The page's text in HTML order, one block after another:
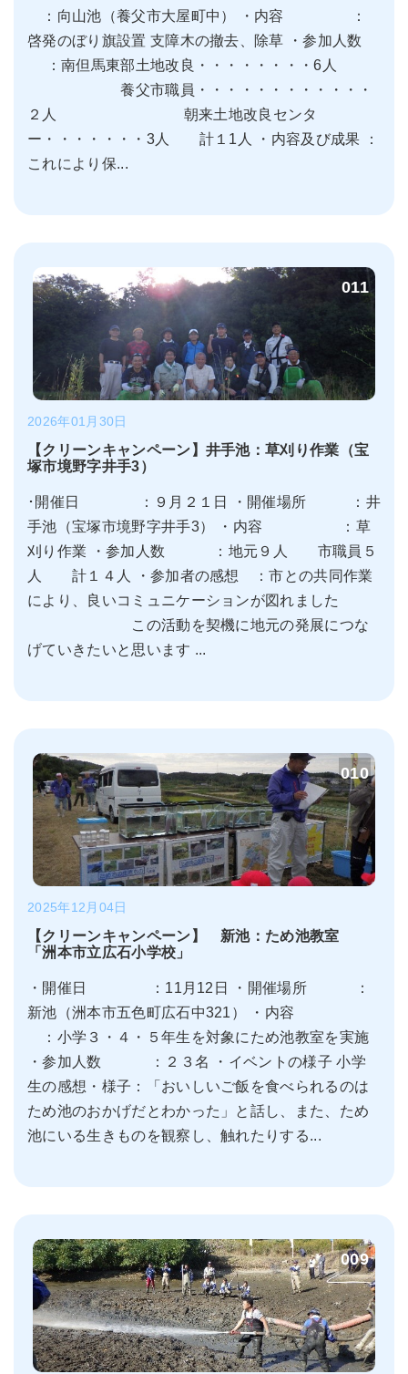
：向山池（養父市大屋町中） ・内容 ：
啓発のぼり旗設置 支障木の撤去、除草 ・参加人数
：南但馬東部土地改良・・・・・・・・6人
養父市職員・・・・・・・・・・・・
２人 朝来土地改良センタ
ー・・・・・・・3人 計１1人 ・内容及び成果 ：
これにより保...
011
2026年01月30日
【クリーンキャンペーン】井手池：草刈り作業（宝
塚市境野字井手3）
･開催日 ：９月２１日 ・開催場所 ：井
手池（宝塚市境野字井手3） ・内容 ：草
刈り作業 ・参加人数 ：地元９人 市職員５
人 計１４人 ・参加者の感想 ：市との共同作業
により、良いコミュニケーションが図れました
この活動を契機に地元の発展につな
げていきたいと思います ...
010
2025年12月04日
【クリーンキャンペーン】 新池：ため池教室
「洲本市立広石小学校」
・開催日 ：11月12日 ・開催場所 ：
新池（洲本市五色町広石中321） ・内容
：小学３・４・５年生を対象にため池教室を実施
・参加人数 ：２３名 ・イベントの様子 小学
生の感想・様子：「おいしいご飯を食べられるのは
ため池のおかげだとわかった」と話し、また、ため
池にいる生きものを観察し、触れたりする...
009